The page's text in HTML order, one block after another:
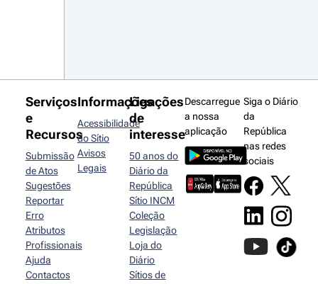
Serviços
e
Recursos
Submissão
de Atos
Sugestões
Reportar
Erro
Atributos
Profissionais
Ajuda
Contactos
Informações
Acessibilidade
do Sítio
Avisos
Legais
Ligações
de
interesse
50 anos do
Diário da
República
Sítio INCM
Coleção
Legislação
Loja do
Diário
Sítios de
Descarregue
a nossa
aplicação
Siga o Diário
da
República
nas redes
sociais